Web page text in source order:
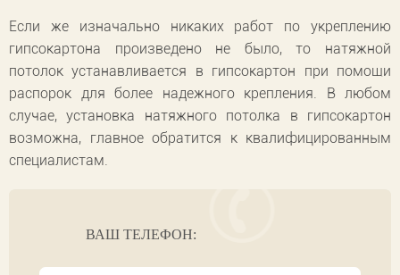
Если же изначально никаких работ по укреплению
гипсокартона произведено не было, то натяжной
потолок устанавливается в гипсокартон при помощи
распорок для более надежного крепления. В любом
случае, установка натяжного потолка в гипсокартон
возможна, главное обратится к квалифицированным
специалистам.
ВАШ ТЕЛЕФОН: